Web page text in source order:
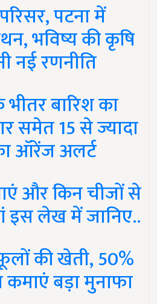
पटना में
भविष्य की कृषि
नई रणनीति
बारिश का
समेत 15 से ज्यादा
ऑरेंज अलर्ट
और किन चीजों से
इस लेख में जानिए..
की खेती, 50%
बड़ा मुनाफा